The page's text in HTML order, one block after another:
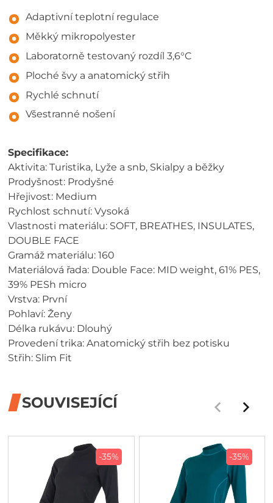
Adaptivní teplotní regulace
Měkký mikropolyester
Laboratorně testovaný rozdíl 3,6°C
Ploché švy a anatomický střih
Rychlé schnutí
Všestranné nošení
Specifikace:
Aktivita: Turistika, Lyže a snb, Skialpy a běžky
Prodyšnost: Prodyšné
Hřejivost: Medium
Rychlost schnutí: Vysoká
Vlastnosti materiálu: SOFT, BREATHES, INSULATES,
DOUBLE FACE
Gramáž materiálu: 160
Materiálová řada: Double Face: MID weight, 61% PES,
39% PESh micro
Vrstva: První
Pohlaví: Ženy
Délka rukávu: Dlouhý
Provedení trika: Anatomický střih bez potisku
Střih: Slim Fit
SOUVISEJÍCÍ
-35% -35%